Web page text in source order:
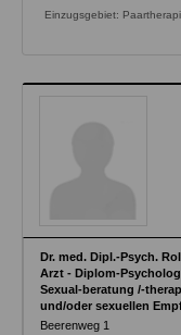
Einzugsgebiet:
Dr. med. Dipl.-Psych.
Arzt - Diplom-
Sexual-beratung /-
und/oder sexuellen
Beerenweg 1